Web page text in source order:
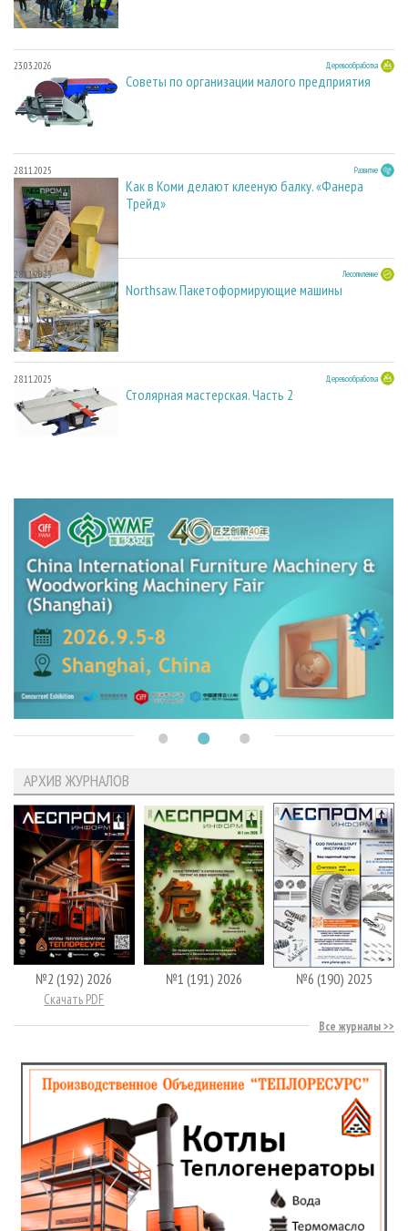
23.03.2026 Деревообработка
Советы по организации малого предприятия
28.11.2025 Развитие
Как в Коми делают клееную балку. «Фанера
Трейд»
28.11.2025 Лесопиление
Northsaw. Пакетоформирующие машины
28.11.2025 Деревообработка
Столярная мастерская. Часть 2
АРХИВ ЖУРНАЛОВ
№2 (192) 2026
Скачать PDF
№1 (191) 2026 №6 (190) 2025
Все журналы